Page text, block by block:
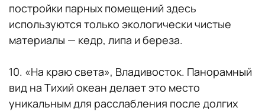
постройки парных помещений здесь
используются только экологически чистые
материалы — кедр, липа и береза.
10. «На краю света», Владивосток. Панорамный
вид на Тихий океан делает это место
уникальным для расслабления после долгих